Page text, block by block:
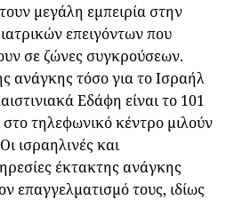
μεγάλη εμπειρία στην
επειγόντων που
σε ζώνες συγκρούσεων.
ανάγκης τόσο για το Ισραήλ
Εδάφη είναι το 101
στο τηλεφωνικό κέντρο μιλούν
ισραηλινές και
έκτακτης ανάγκης
επαγγελματισμό τους, ιδίως